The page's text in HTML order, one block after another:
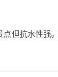
但抗水性强